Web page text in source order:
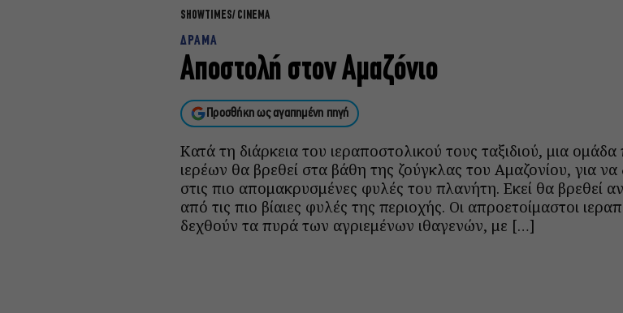
SHOWTIMES CINEMA
ΔΡΑΜΑ
Αποστολή στον Αμαζόνιο
Προσθήκη ως αγαπημένη πηγή
Κατά τη διάρκεια του ιεραποστολικού τους ταξιδιού, μια
ιερέων θα βρεθεί στα βάθη της ζούγκλας του Αμαζονίου, για να
στις πιο απομακρυσμένες φυλές του πλανήτη. Εκεί θα βρεθεί
από τις πιο βίαιες φυλές της περιοχής. Οι απροετοίμαστοι
δεχθούν τα πυρά των αγριεμένων ιθαγενών, με […]